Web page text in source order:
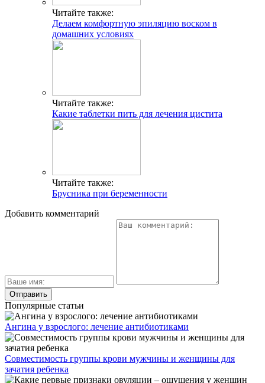
Читайте также:
Делаем комфортную эпиляцию воском в
домашних условиях
Читайте также:
Какие таблетки пить для лечения цистита
Читайте также:
Брусника при беременности
Добавить комментарий
Популярные статьи
Ангина у взрослого: лечение антибиотиками
Совместимость группы крови мужчины и женщины для
зачатия ребенка